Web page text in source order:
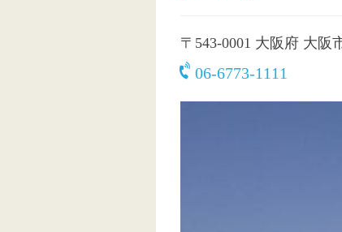
〒543-0001 大阪府 大阪
06-6773-1111